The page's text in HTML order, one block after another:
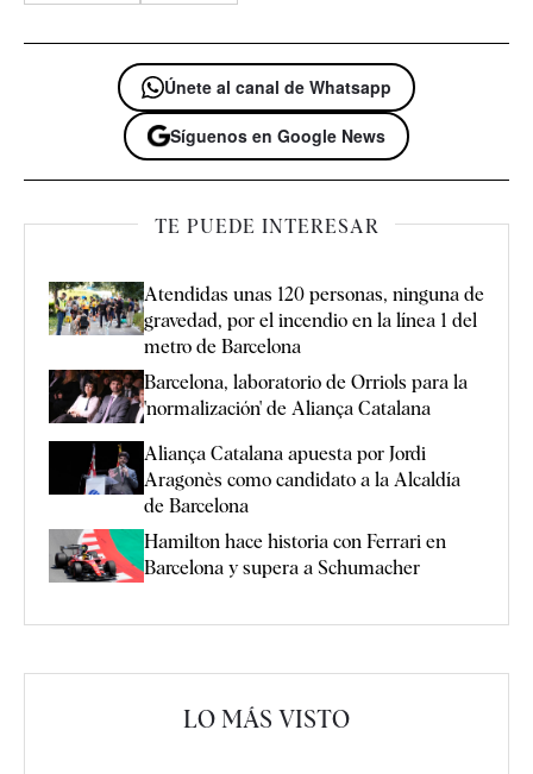
Únete al canal de Whatsapp
Síguenos en Google News
TE PUEDE INTERESAR
Atendidas unas 120 personas, ninguna de
gravedad, por el incendio en la línea 1 del
metro de Barcelona
Barcelona, laboratorio de Orriols para la
'normalización' de Aliança Catalana
Aliança Catalana apuesta por Jordi
Aragonès como candidato a la Alcaldía
de Barcelona
Hamilton hace historia con Ferrari en
Barcelona y supera a Schumacher
LO MÁS VISTO